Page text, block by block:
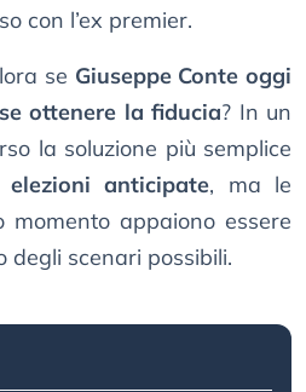
con l’ex premier.
se Giuseppe Conte oggi
ottenere la fiducia? In un
la soluzione più semplice
elezioni anticipate, ma le
momento appaiono essere
degli scenari possibili.